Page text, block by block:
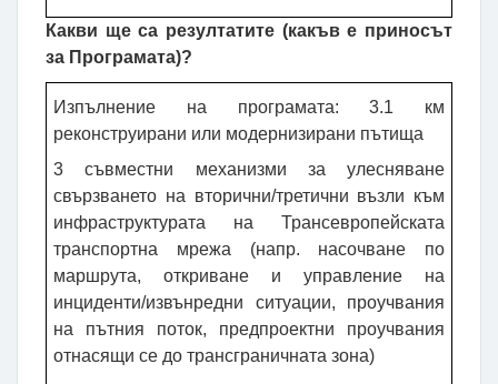
Какви ще са резултатите (какъв е приносът
за Програмата)?
Изпълнение на програмата: 3.1 км
реконструирани или модернизирани пътища
3 съвместни механизми за улесняване
свързването на вторични/третични възли към
инфраструктурата на Трансевропейската
транспортна мрежа (напр. насочване по
маршрута, откриване и управление на
инциденти/извънредни ситуации, проучвания
на пътния поток, предпроектни проучвания
отнасящи се до трансграничната зона)